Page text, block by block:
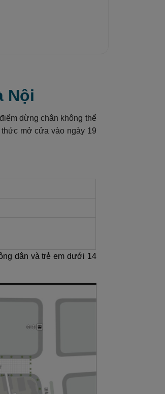
Nội
dừng chân không thể
mở cửa vào ngày 1 9
dân và trẻ em dưới 14